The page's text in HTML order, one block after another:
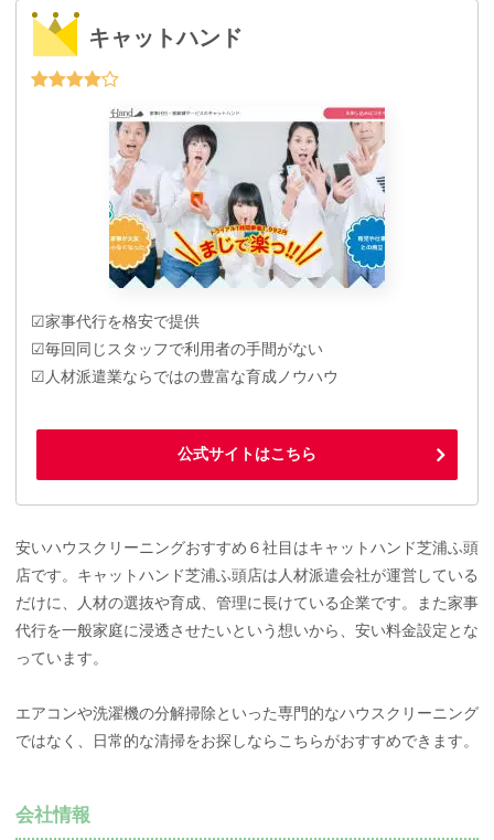
キャットハンド
☑家事代行を格安で提供
☑毎回同じスタッフで利用者の手間がない
☑人材派遣業ならではの豊富な育成ノウハウ
公式サイトはこちら
安いハウスクリーニングおすすめ６社目はキャットハンド芝浦ふ頭
店です。キャットハンド芝浦ふ頭店は人材派遣会社が運営している
だけに、人材の選抜や育成、管理に長けている企業です。また家事
代行を一般家庭に浸透させたいという想いから、安い料金設定とな
っています。
エアコンや洗濯機の分解掃除といった専門的なハウスクリーニング
ではなく、日常的な清掃をお探しならこちらがおすすめできます。
会社情報